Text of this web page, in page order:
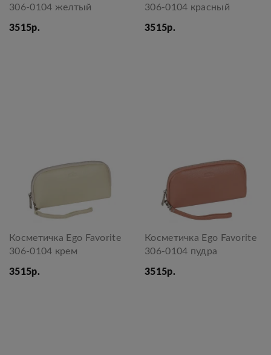
306-0104 желтый
3515р.
306-0104 красный
3515р.
Косметичка Ego Favorite
306-0104 крем
3515р.
Косметичка Ego Favorite
306-0104 пудра
3515р.